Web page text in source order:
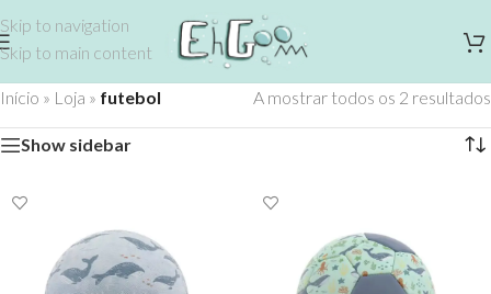
Skip to navigation
Skip to main content
Início » Loja » futebol A mostrar todos os 2 resultados
Show sidebar